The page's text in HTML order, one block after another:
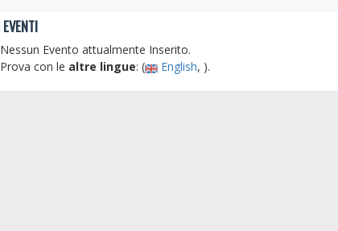
EVENTI
Nessun Evento attualmente Inserito.
Prova con le altre lingue: ( English, ).